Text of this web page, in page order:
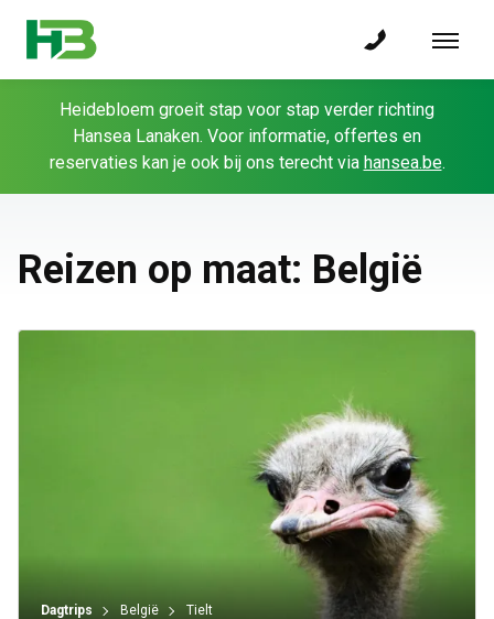
Heidebloem groeit stap voor stap verder richting
Hansea Lanaken. Voor informatie, offertes en
reservaties kan je ook bij ons terecht via hansea.be.
Reizen op maat: België
Dagtrips België Tielt